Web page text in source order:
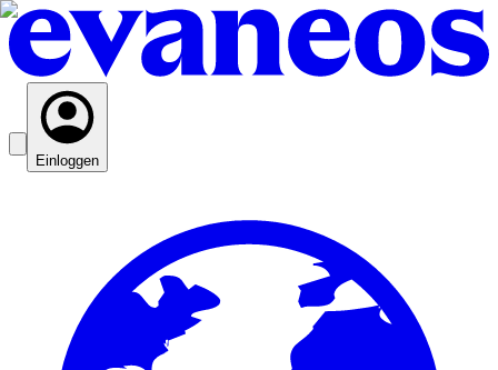
Einloggen